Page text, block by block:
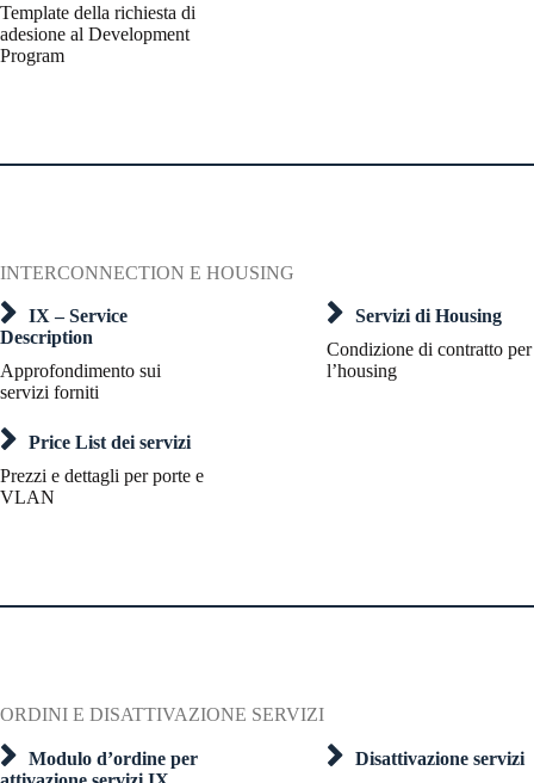
Template della richiesta di
adesione al Development
Program
INTERCONNECTION E HOUSING
IX – Service
Description
Approfondimento sui
servizi forniti
Servizi di Housing
Condizione di contratto per
l’housing
Price List dei servizi
Prezzi e dettagli per porte e
VLAN
ORDINI E DISATTIVAZIONE SERVIZI
Modulo d’ordine per
Disattivazione servizi